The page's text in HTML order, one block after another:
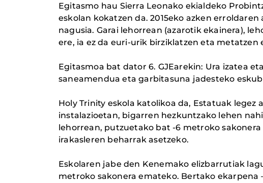
Egitasmo hau Sierra Leonako ekialdeko
eskolan kokatzen da. 2015eko azken
nagusia. Garai lehorrean (azarotik ekainera),
ere, ia ez da euri-urik birziklatzen eta
Egitasmoa bat dator 6. GJEarekin: Ura izatea
saneamendua eta garbitasuna jadesteko
Holy Trinity eskola katolikoa da, Estatuak
instalazioetan, bigarren hezkuntzako lehen
lehorrean, putzuetako bat -6 metroko
irakasleren beharrak asetzeko.
Eskolaren jabe den Kenemako elizbarrutiak
metroko sakonera emateko. Bertako